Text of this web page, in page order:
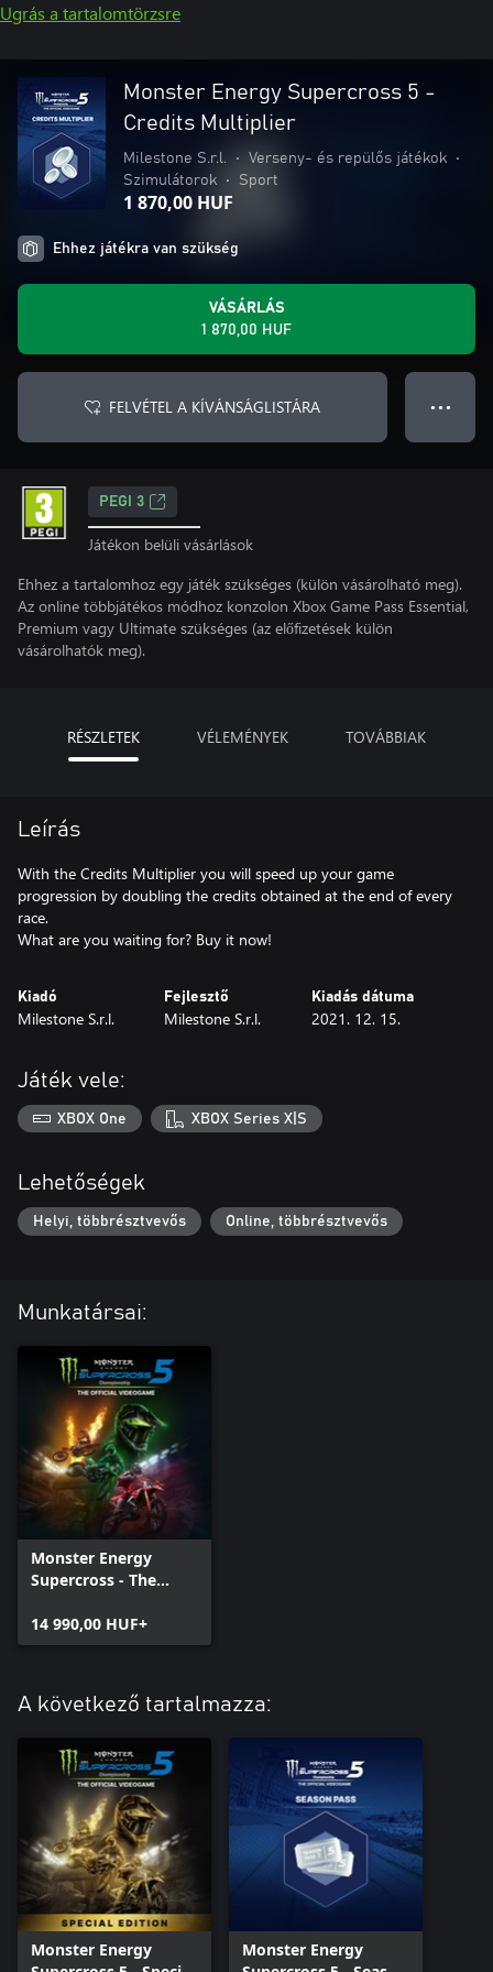
Ugrás a tartalomtörzsre
Monster Energy Supercross 5 -
Credits Multiplier
Milestone S.r.l. • Verseny- és repülős játékok
•
Szimulátorok
• Sport
1 870,00 HUF
Ehhez játékra van szükség
VÁSÁRLÁS
1 870,00 HUF
FELVÉTEL A KÍVÁNSÁGLISTÁRA ● ● ●
PEGI 3
Játékon belüli vásárlások
Ehhez a tartalomhoz egy játék szükséges (külön vásárolható meg).
Az online többjátékos módhoz konzolon Xbox Game Pass Essential,
Premium vagy Ultimate szükséges (az előfizetések külön
vásárolhatók meg).
RÉSZLETEK VÉLEMÉNYEK TOVÁBBIAK
Leírás
With the Credits Multiplier you will speed up your game
progression by doubling the credits obtained at the end of every
race.
What are you waiting for? Buy it now!
Kiadó
Milestone S.r.l.
Fejlesztő
Milestone S.r.l.
Kiadás dátuma
2021. 12. 15.
Játék vele:
XBOX One XBOX Series X|S
Lehetőségek
Helyi, többrésztvevős Online, többrésztvevős
Munkatársai:
Monster Energy
Supercross - The
14 990,00 HUF+
A következő tartalmazza:
Monster Energy
Monster Energy